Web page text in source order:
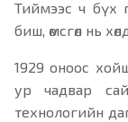
Тиймээс ч бүх
биш, өмсгөл нь
1929 оноос
ур чадвар
технологийн